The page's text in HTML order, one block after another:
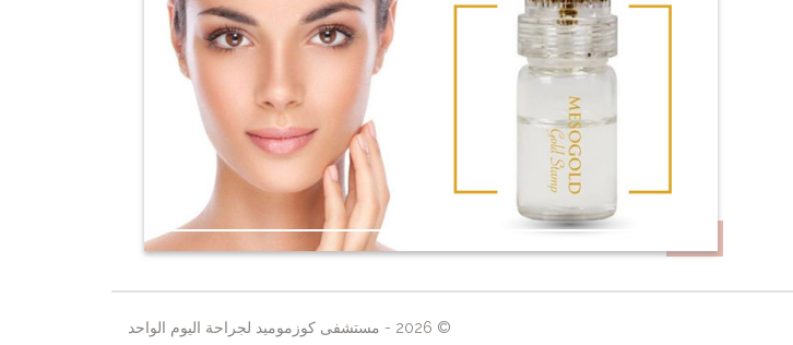
© 2026 - مستشفى كوزموميد لجراحة اليوم الواحد